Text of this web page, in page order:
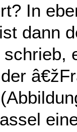
In
dann